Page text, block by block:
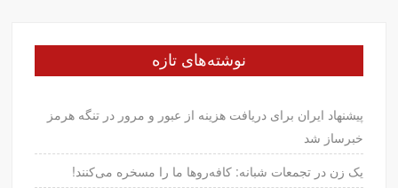
نوشته‌های تازه
پیشنهاد ایران برای دریافت هزینه از عبور و مرور در تنگه هرمز
خبرساز شد
یک زن در تجمعات شبانه: کافه‌روها ما را مسخره می‌کنند!